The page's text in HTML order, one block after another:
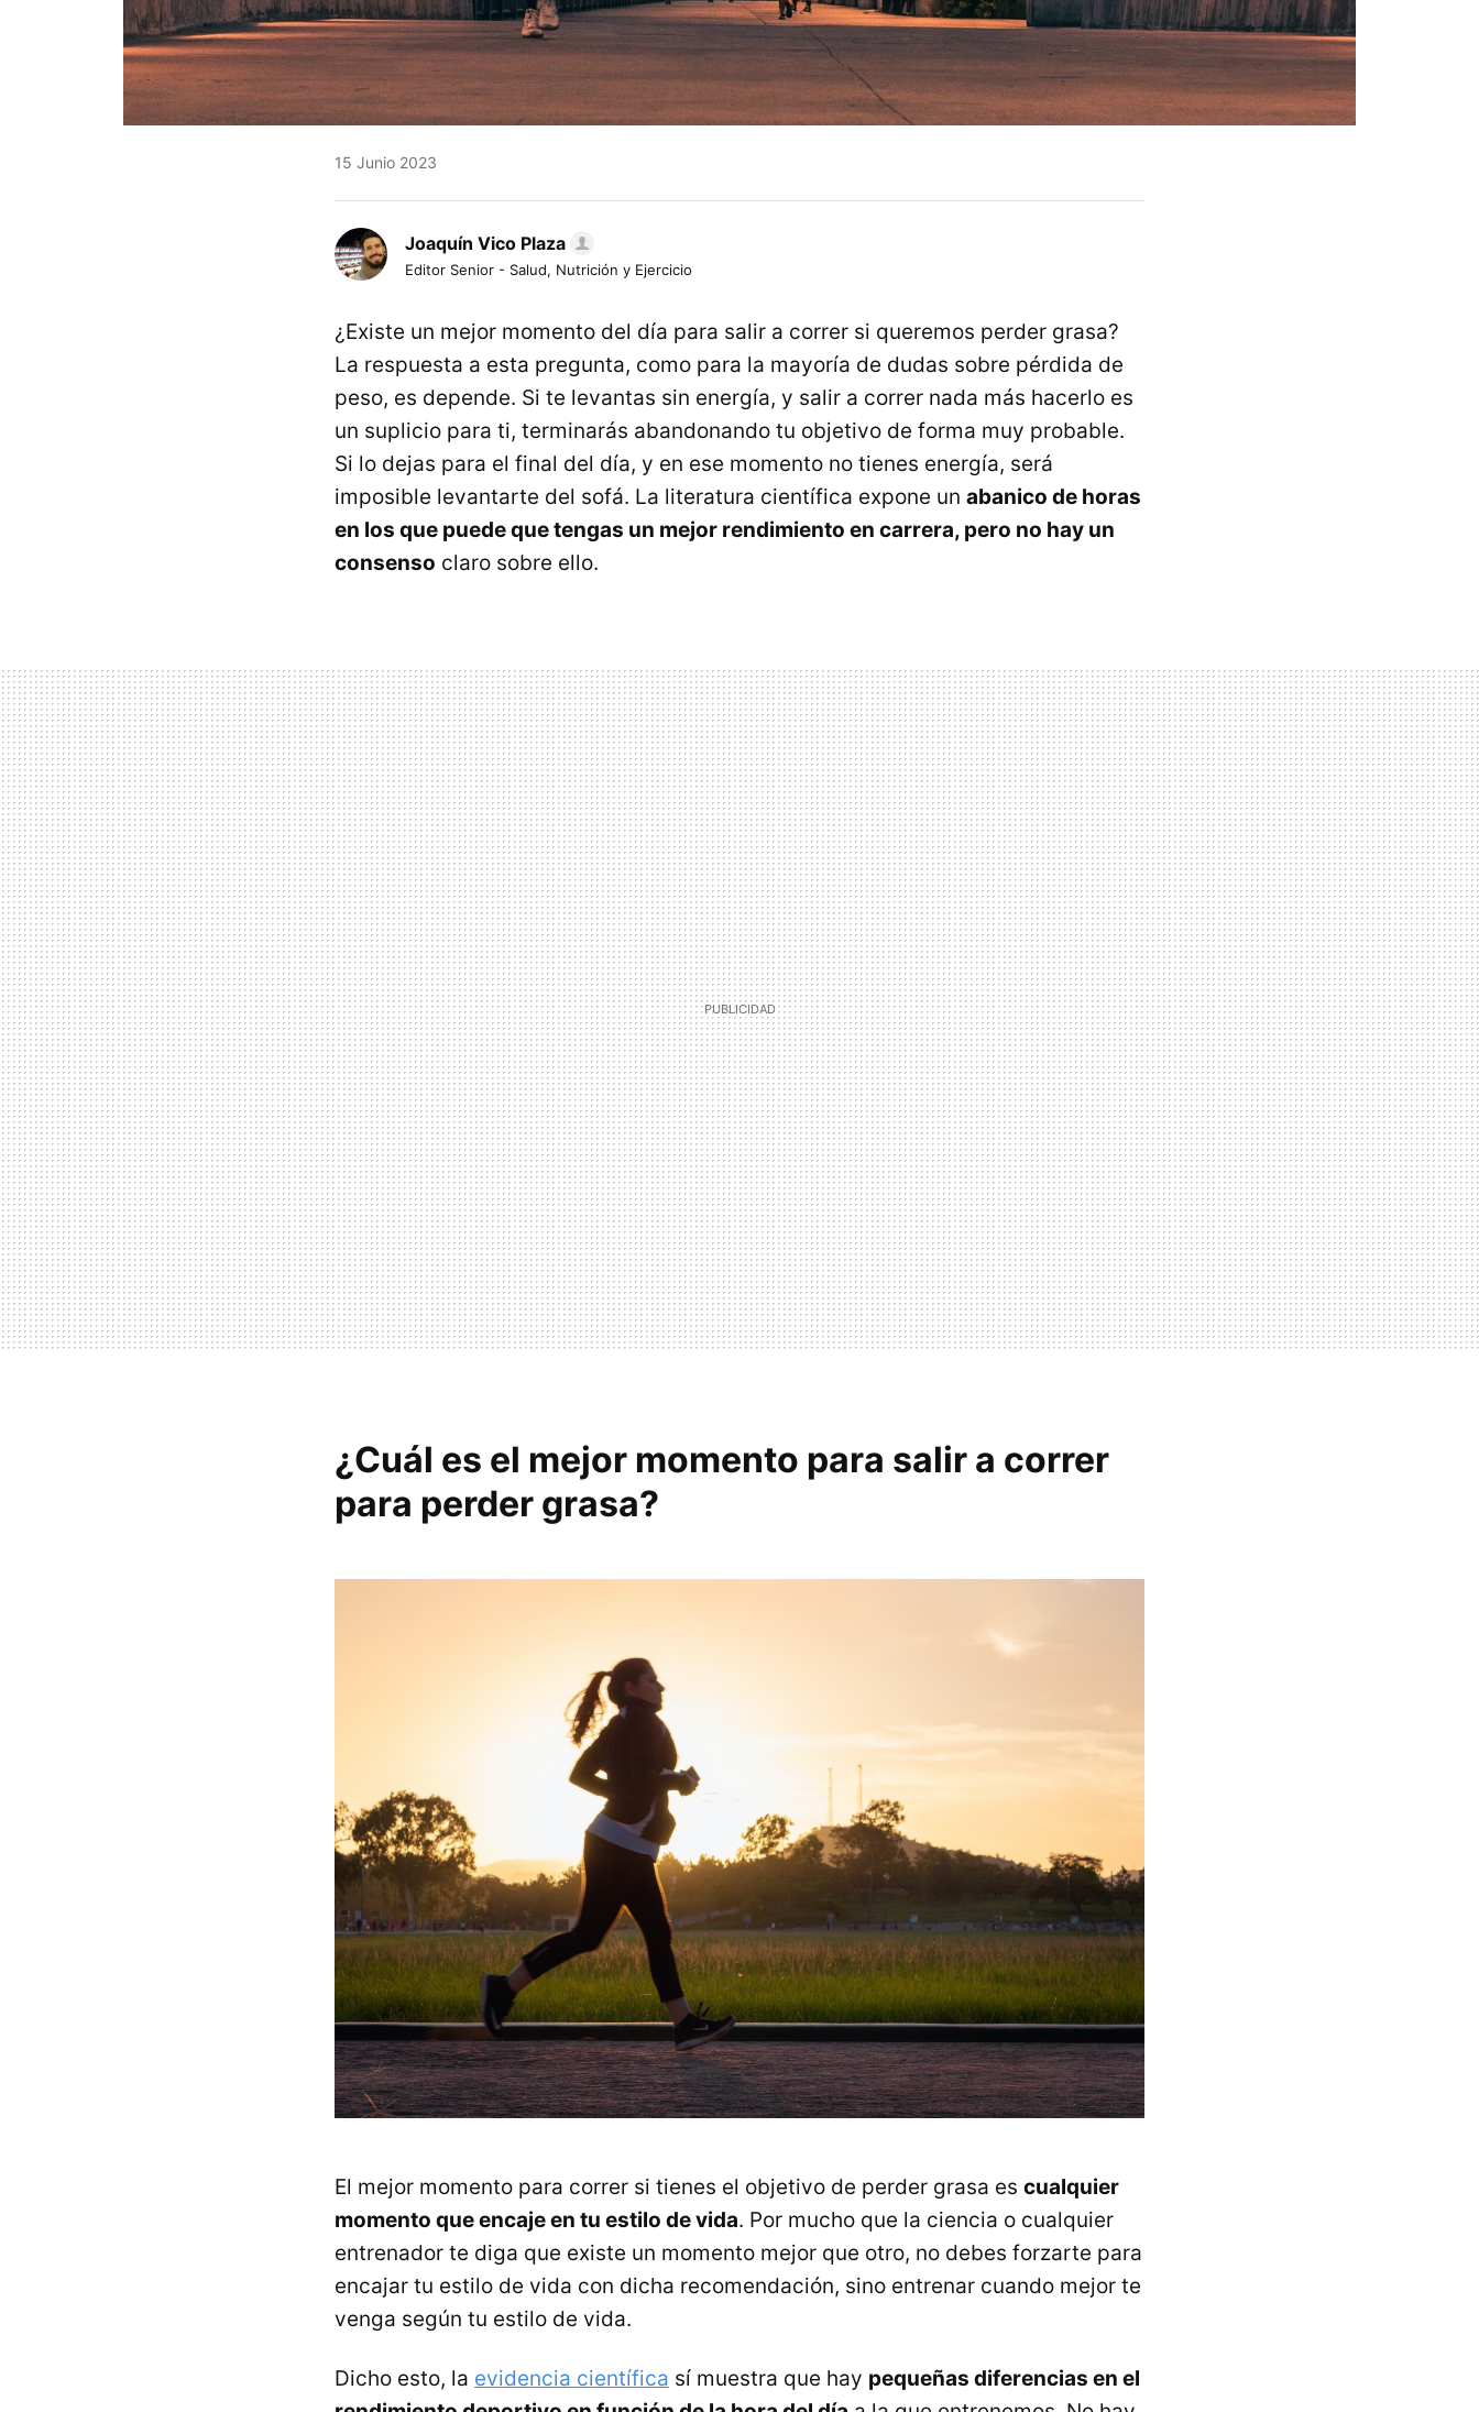
15 Junio 2023
Joaquín Vico Plaza
Editor Senior - Salud, Nutrición y Ejercicio
¿Existe un mejor momento del día para salir a correr si queremos perder grasa?
La respuesta a esta pregunta, como para la mayoría de dudas sobre pérdida de
peso, es depende. Si te levantas sin energía, y salir a correr nada más hacerlo es
un suplicio para ti, terminarás abandonando tu objetivo de forma muy probable.
Si lo dejas para el final del día, y en ese momento no tienes energía, será
imposible levantarte del sofá. La literatura científica expone un abanico de horas
en los que puede que tengas un mejor rendimiento en carrera, pero no hay un
consenso claro sobre ello.
¿Cuál es el mejor momento para salir a correr
para perder grasa?
El mejor momento para correr si tienes el objetivo de perder grasa es cualquier
momento que encaje en tu estilo de vida. Por mucho que la ciencia o cualquier
entrenador te diga que existe un momento mejor que otro, no debes forzarte para
encajar tu estilo de vida con dicha recomendación, sino entrenar cuando mejor te
venga según tu estilo de vida.
Dicho esto, la evidencia científica sí muestra que hay pequeñas diferencias en el